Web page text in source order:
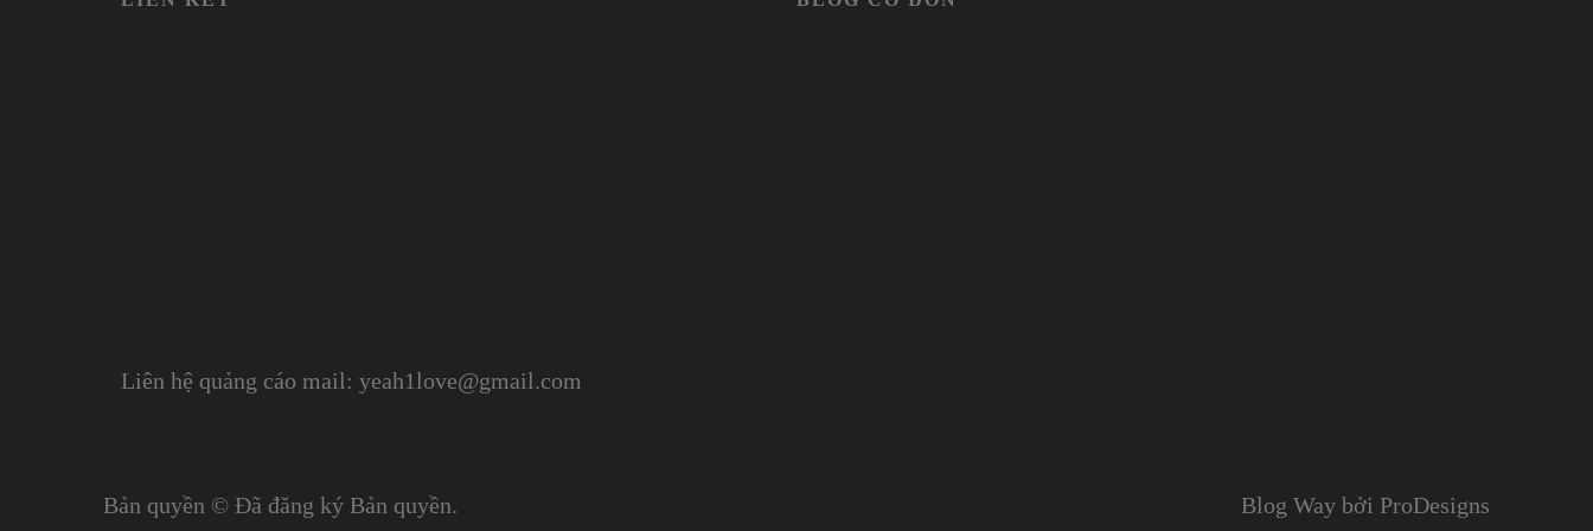
Liên hệ quảng cáo mail: yeah1love@gmail.com
Bản quyền © Đã đăng ký Bản quyền. Blog Way bởi ProDesigns